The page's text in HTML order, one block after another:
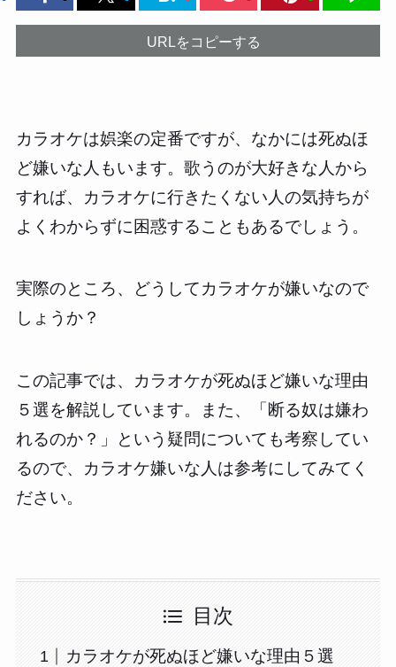
URLをコピーする
カラオケは娯楽の定番ですが、なかには死ぬほ
ど嫌いな人もいます。歌うのが大好きな人から
すれば、カラオケに行きたくない人の気持ちが
よくわからずに困惑することもあるでしょう。
実際のところ、どうしてカラオケが嫌いなので
しょうか？
この記事では、カラオケが死ぬほど嫌いな理由
５選を解説しています。また、「断る奴は嫌わ
れるのか？」という疑問についても考察してい
るので、カラオケ嫌いな人は参考にしてみてく
ださい。
目次
カラオケが死ぬほど嫌いな理由５選